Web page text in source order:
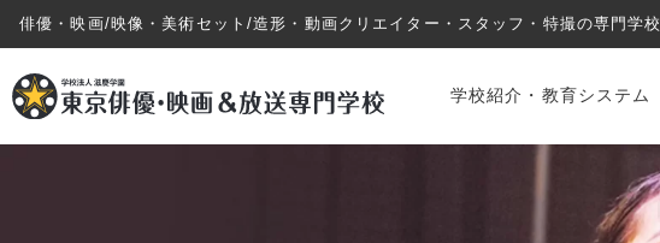
俳優・映画/映像・美術セット/造形・動画クリエイター・スタッフ・特撮の専門学校
学校紹介・教育システム